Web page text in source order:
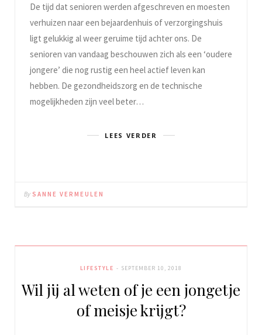
De tijd dat senioren werden afgeschreven en moesten
verhuizen naar een bejaardenhuis of verzorgingshuis
ligt gelukkig al weer geruime tijd achter ons. De
senioren van vandaag beschouwen zich als een ‘oudere
jongere’ die nog rustig een heel actief leven kan
hebben. De gezondheidszorg en de technische
mogelijkheden zijn veel beter…
LEES VERDER
By SANNE VERMEULEN
LIFESTYLE SEPTEMBER 10, 2018
Wil jij al weten of je een jongetje
of meisje krijgt?